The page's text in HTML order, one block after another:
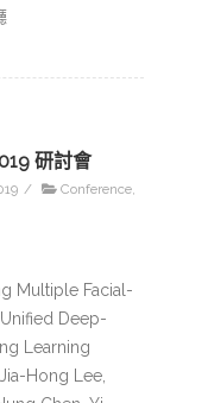
研討會
/ Conference,
Multiple Facial-
Deep-
Learning
Hong Lee,